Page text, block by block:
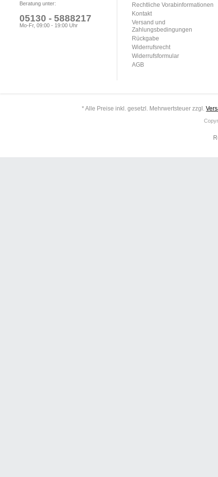
Beratung unter:
05130 - 5888217
Mo-Fr, 09:00 - 19:00 Uhr
Rechtliche Vorabinformationen
Kontakt
Versand und
Zahlungsbedingungen
Rückgabe
Widerrufsrecht
Widerrufsformular
AGB
* Alle Preise inkl. gesetzl. Mehrwertsteuer zzgl.